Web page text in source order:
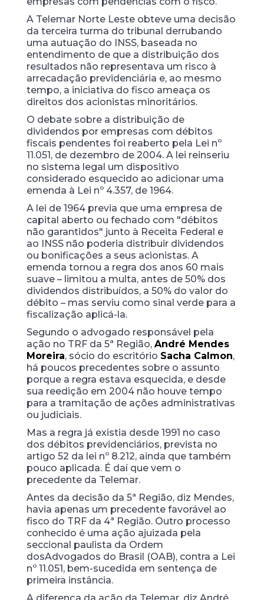
A Telemar Norte Leste obteve uma decisão
da terceira turma do tribunal derrubando
uma autuação do INSS, baseada no
entendimento de que a distribuição dos
resultados não representava um risco à
arrecadação previdenciária e, ao mesmo
tempo, a iniciativa do fisco ameaça os
direitos dos acionistas minoritários.
O debate sobre a distribuição de
dividendos por empresas com débitos
fiscais pendentes foi reaberto pela Lei nº
11.051, de dezembro de 2004. A lei reinseriu
no sistema legal um dispositivo
considerado esquecido ao adicionar uma
emenda à Lei nº 4.357, de 1964.
A lei de 1964 previa que uma empresa de
capital aberto ou fechado com "débitos
não garantidos" junto à Receita Federal e
ao INSS não poderia distribuir dividendos
ou bonificações a seus acionistas. A
emenda tornou a regra dos anos 60 mais
suave – limitou a multa, antes de 50% dos
dividendos distribuídos, a 50% do valor do
débito – mas serviu como sinal verde para a
fiscalização aplicá-la.
Segundo o advogado responsável pela
ação no TRF da 5ª Região, André Mendes
Moreira, sócio do escritório Sacha Calmon,
há poucos precedentes sobre o assunto
porque a regra estava esquecida, e desde
sua reedição em 2004 não houve tempo
para a tramitação de ações administrativas
ou judiciais.
Mas a regra já existia desde 1991 no caso
dos débitos previdenciários, prevista no
artigo 52 da lei nº 8.212, ainda que também
pouco aplicada. É daí que vem o
precedente da Telemar.
Antes da decisão da 5ª Região, diz Mendes,
havia apenas um precedente favorável ao
fisco do TRF da 4ª Região. Outro processo
conhecido é uma ação ajuizada pela
seccional paulista da Ordem
dosAdvogados do Brasil (OAB), contra a Lei
nº 11.051, bem-sucedida em sentença de
primeira instância.